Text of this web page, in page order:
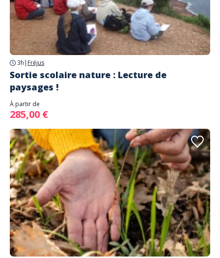
3h | Fréjus
Sortie scolaire nature : Lecture de
paysages !
À partir de
285,00 €